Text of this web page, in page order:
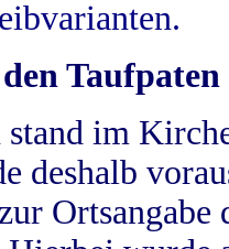
Taufpaten
im
deshalb